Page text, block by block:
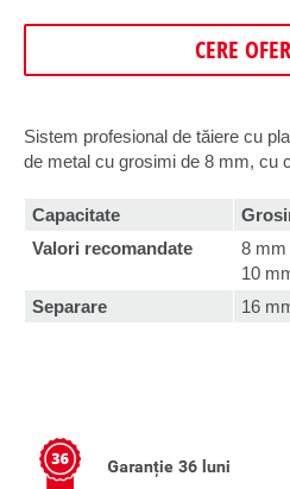
CERE
Sistem profesional de tăiere cu
de metal cu grosimi de 8 mm, cu
Capacitate
Valori recomandate
8 mm
10
Separare
16